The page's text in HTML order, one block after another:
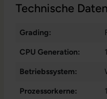
Technische Daten
Grading:
CPU Generation:
Betriebssystem:
Prozessorkerne: